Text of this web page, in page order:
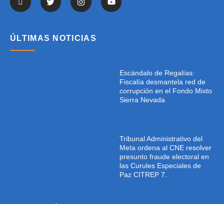
ÚLTIMAS NOTICIAS
Escándalo de Regalías:
Fiscalía desmantela red de
corrupción en el Fondo Mixto
Sierra Nevada
Tribunal Administrativo del
Meta ordena al CNE resolver
presunto fraude electoral en
las Curules Especiales de
Paz CITREP 7.